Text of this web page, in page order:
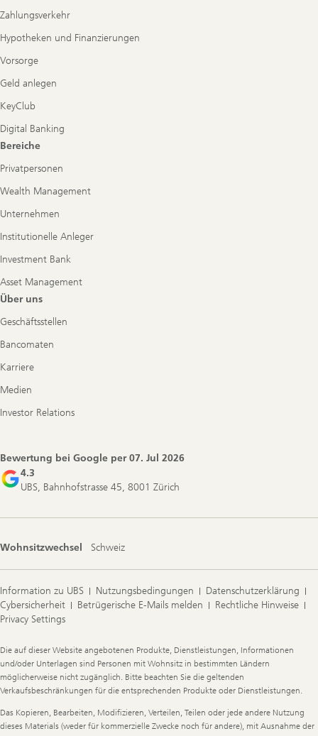
Zahlungsverkehr
Hypotheken und Finanzierungen
Vorsorge
Geld anlegen
KeyClub
Digital Banking
Bereiche
Privatpersonen
Wealth Management
Unternehmen
Institutionelle Anleger
Investment Bank
Asset Management
Über uns
Geschäftsstellen
Bancomaten
Karriere
Medien
Investor Relations
Bewertung bei Google per07. Jul 2026
4.3
UBS, Bahnhofstrasse 45, 8001 Zürich
Wohnsitzwechsel Schweiz
Information zu UBS Nutzungsbedingungen
Datenschutzerklärung
Cybersicherheit
Betrügerische E-Mails melden
Rechtliche Hinweise
Privacy Settings
Legal
Information
Die auf dieser Website angebotenen Produkte, Dienstleistungen, Informationen
und/oder Unterlagen sind Personen mit Wohnsitz in bestimmten Ländern
möglicherweise nicht zugänglich. Bitte beachten Sie die geltenden
Verkaufsbeschränkungen für die entsprechenden Produkte oder Dienstleistungen.
Das Kopieren, Bearbeiten, Modifizieren, Verteilen, Teilen oder jede andere Nutzung
dieses Materials (weder für kommerzielle Zwecke noch für andere), mit Ausnahme der